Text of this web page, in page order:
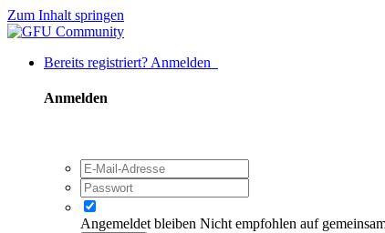
Zum Inhalt springen
Bereits registriert? Anmelden
Anmelden
Angemeldet bleiben Nicht empfohlen auf